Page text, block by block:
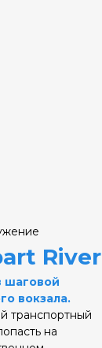
River
шаговой
вокзала.
транспортный
на